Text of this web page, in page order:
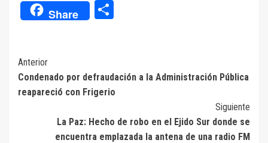
Share
Navegación
de
entradas
Anterior
Condenado por defraudación a la Administración Pública
reapareció con Frigerio
Siguiente
La Paz: Hecho de robo en el Ejido Sur donde se
encuentra emplazada la antena de una radio FM